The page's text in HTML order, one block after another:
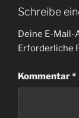
Schreibe
Deine E-
Erforderliche
Kommentar*